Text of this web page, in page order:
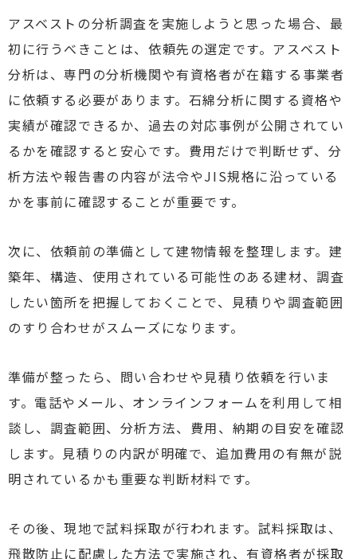
アスベストの分析調査を実施しようと思った場合、最
初に行うべきことは、依頼先の選定です。アスベスト
分析は、専門の分析機関や有資格者が在籍する事業者
に依頼する必要があります。石綿分析に関する資格や
実績が確認できるか、過去の対応事例が公開されてい
るかを確認すると安心です。費用だけで判断せず、分
析方法や報告書の内容が法令やJIS規格に沿っている
かを事前に確認することが重要です。
次に、依頼前の準備として建物情報を整理します。建
築年、構造、使用されている可能性のある建材、調査
したい箇所を把握しておくことで、見積りや調査範囲
のすり合わせがスムーズになります。
準備が整ったら、問い合わせや見積り依頼を行いま
す。電話やメール、オンラインフォームを利用して相
談し、調査範囲、分析方法、費用、納期の目安を確認
します。見積りの内訳が明確で、追加費用の有無が説
明されているかも重要な判断材料です。
その後、現地で試料採取が行われます。試料採取は、
飛散防止に配慮した方法で実施され、有資格者が採取